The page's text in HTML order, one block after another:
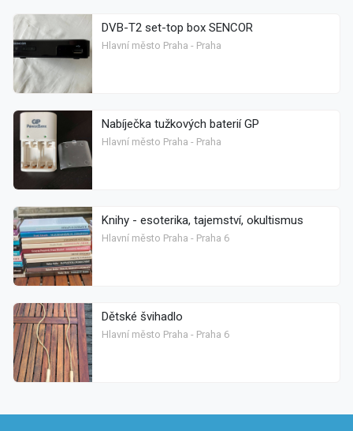
DVB-T2 set-top box SENCOR
Hlavní město Praha - Praha
Nabíječka tužkových baterií GP
Hlavní město Praha - Praha
Knihy - esoterika, tajemství, okultismus
Hlavní město Praha - Praha 6
Dětské švihadlo
Hlavní město Praha - Praha 6